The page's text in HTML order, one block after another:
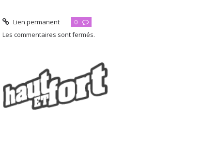
Lien permanent
0
Les commentaires sont fermés.